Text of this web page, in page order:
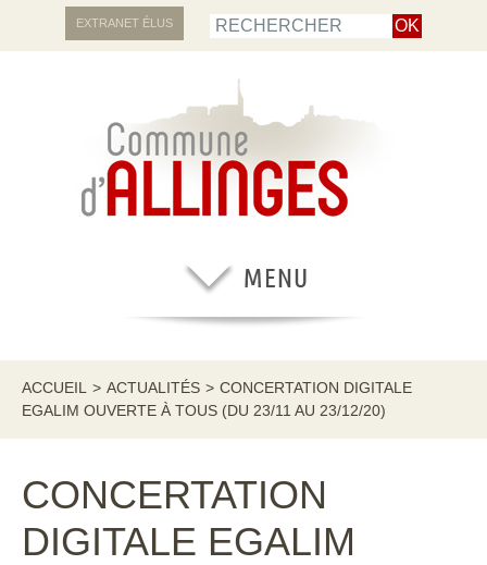
EXTRANET ÉLUS
ACCUEIL > ACTUALITÉS > CONCERTATION DIGITALE
EGALIM OUVERTE À TOUS (DU 23/11 AU 23/12/20)
CONCERTATION
DIGITALE EGALIM